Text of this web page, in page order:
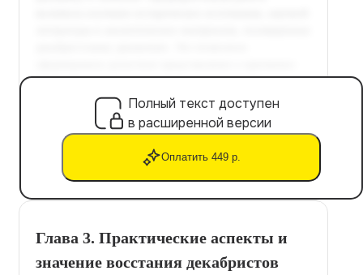
Полный текст доступен
в расширенной версии
Оплатить 449 р.
Глава 3. Практические аспекты и
значение восстания декабристов